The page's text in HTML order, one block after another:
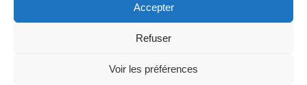
Accepter
Refuser
Voir les préférences